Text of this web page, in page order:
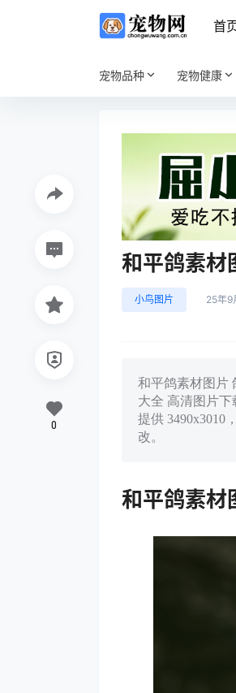
首
宠物品种 宠物健康
和平鸽素材
小鸟图片 25年9
和平鸽素材图片
大全 高清图片下
提供 3490x3010
改。
和平鸽素材
0